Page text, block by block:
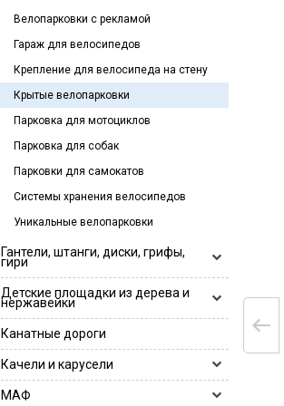
Велопарковки с рекламой
Гараж для велосипедов
Крепление для велосипеда на стену
Крытые велопарковки
Парковка для мотоциклов
Парковка для собак
Парковки для самокатов
Системы хранения велосипедов
Уникальные велопарковки
Гантели, штанги, диски, грифы,
гири
Гантели, гантельные ряды
Гантели
Гантельные ряды
Гири
Грифы
Log Bar Hercules
Грифы 25 мм
Диски
Диски 26 мм
Замки
Детские площадки из дерева и
нержавейки
Деревянные детские площадки
Деревянные детские площадки
Детские комплексы для лазания
Канатные дороги
Качели и карусели
Горки и песочницы
МАФ